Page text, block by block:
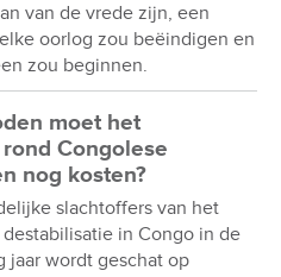
van de vrede zijn, een
oorlog zou beëindigen en
zou beginnen.
moet het
Congolese
nog kosten?
slachtoffers van het
in Congo in de
jaar wordt geschat op